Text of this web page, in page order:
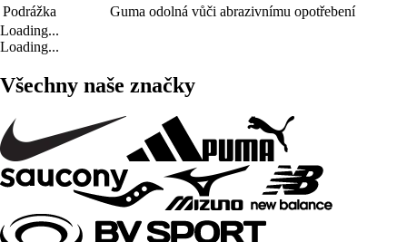
Podrážka
Guma odolná vůči abrazivnímu opotřebení
Loading...
Loading...
Všechny naše značky